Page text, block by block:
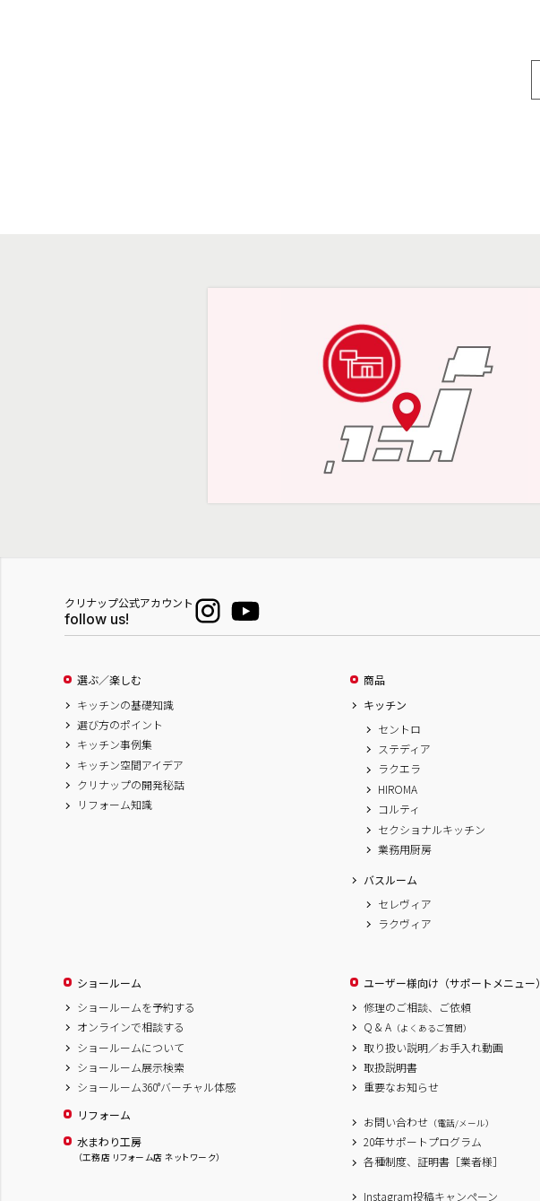
クリナップ公式アカウント
follow us!
選ぶ／楽しむ
キッチンの基礎知識
選び方のポイント
キッチン事例集
キッチン空間アイデア
クリナップの開発秘話
リフォーム知識
商品
キッチン
セントロ
ステディア
ラクエラ
HIROMA
コルティ
セクショナルキッチン
業務用厨房
バスルーム
セレヴィア
ラクヴィア
ショールーム
ショールームを予約する
オンラインで相談する
ショールームについて
ショールーム展示検索
ショールーム360°バーチャル体感
リフォーム
水まわり工房
（工務店 リフォーム店 ネットワーク）
ユーザー様向け（サポートメニュー）
修理のご相談、ご依頼
Q & A （よくあるご質問）
取り扱い説明／お手入れ動画
取扱説明書
重要なお知らせ
お問い合わせ （電話/メール）
20年サポートプログラム
各種制度、証明書［業者様］
Instagram投稿キャンペーン